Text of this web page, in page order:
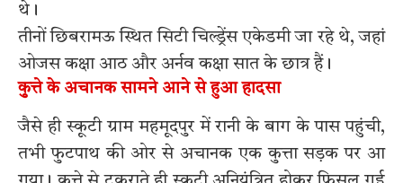
थे।
तीनों छिबरामऊ स्थित सिटी चिल्ड्रेंस एकेडमी जा रहे थे, जहां
ओजस कक्षा आठ और अर्नव कक्षा सात के छात्र हैं।
कुत्ते के अचानक सामने आने से हुआ हादसा
जैसे ही स्कूटी ग्राम महमूदपुर में रानी के बाग के पास पहुंची,
तभी फुटपाथ की ओर से अचानक एक कुत्ता सड़क पर आ